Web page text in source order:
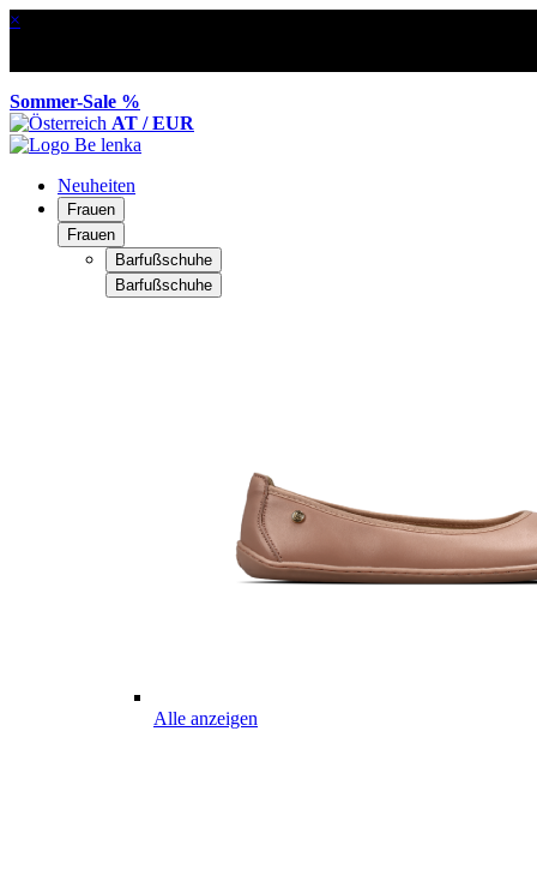
×
Sommer-Sale %
AT / EUR
Neuheiten
Frauen
Frauen
Barfußschuhe
Barfußschuhe
Alle anzeigen